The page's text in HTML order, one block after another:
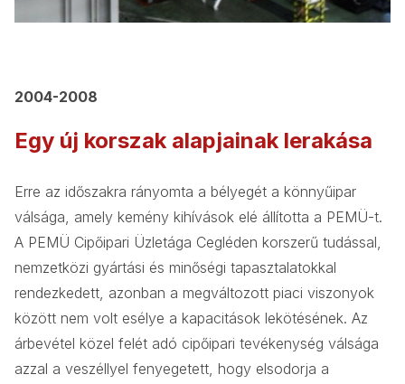
2004-2008
Egy új korszak alapjainak lerakása
Erre az időszakra rányomta a bélyegét a könnyűipar
válsága, amely kemény kihívások elé állította a PEMÜ-t.
A PEMÜ Cipőipari Üzletága Cegléden korszerű tudással,
nemzetközi gyártási és minőségi tapasztalatokkal
rendezkedett, azonban a megváltozott piaci viszonyok
között nem volt esélye a kapacitások lekötésének. Az
árbevétel közel felét adó cipőipari tevékenység válsága
azzal a veszéllyel fenyegetett, hogy elsodorja a